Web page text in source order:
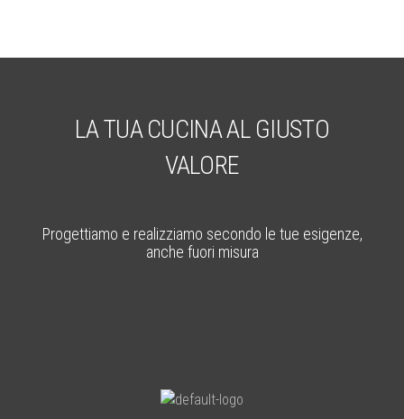
LA TUA CUCINA AL GIUSTO
VALORE
Progettiamo e realizziamo secondo le tue esigenze,
anche fuori misura